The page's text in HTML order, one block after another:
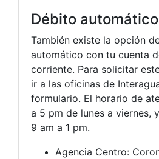
Débito automático
También existe la opción
automático con tu cuenta
corriente. Para solicitar
ir a las oficinas de
formulario. El horario de
a 5 pm de lunes a viernes,
9 am a 1 pm.
Agencia Centro: